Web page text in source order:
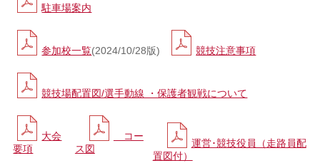
駐車場案内
参加校一覧(2024/10/28版) 競技注意事項
競技場配置図/選手動線 ・保護者観戦について
大会
要項
コー
ス図
運営･競技役員（走路員配
置図付）